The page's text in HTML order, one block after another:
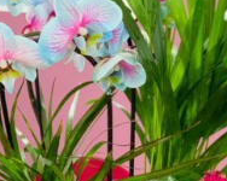
AÑADIR AL CARRITO
/